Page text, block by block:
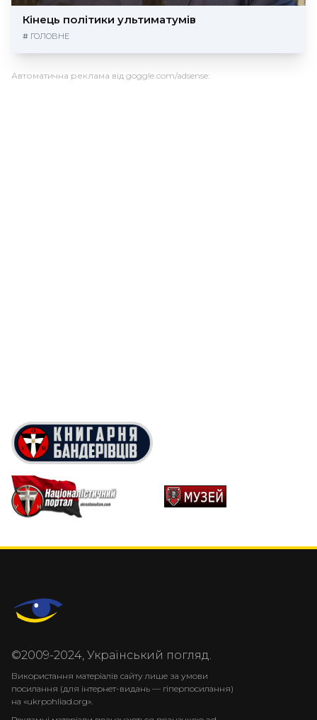
Кінець політики ультиматумів
# ГОЛОВНЕ
Автоматична реклама від goggle.com/adsense:
©2009-2024, Український погляд.
Використання матеріалів сайту лише за умови
посилання (для інтернет-видань — гіперпосилання)
на «ukrpohliad.org».